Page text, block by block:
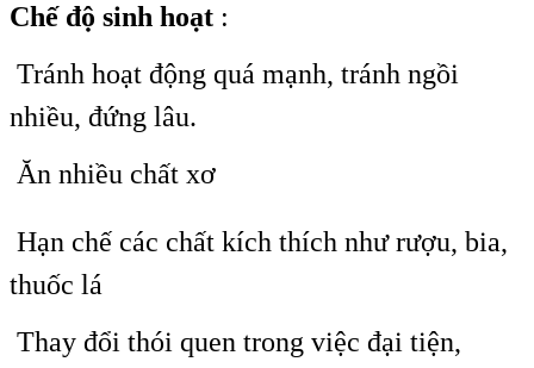
Chế độ sinh hoạt :
 Tránh hoạt động quá mạnh, tránh ngồi
nhiều, đứng lâu.
 Ăn nhiều chất xơ
 Hạn chế các chất kích thích như rượu, bia,
thuốc lá
 Thay đổi thói quen trong việc đại tiện,